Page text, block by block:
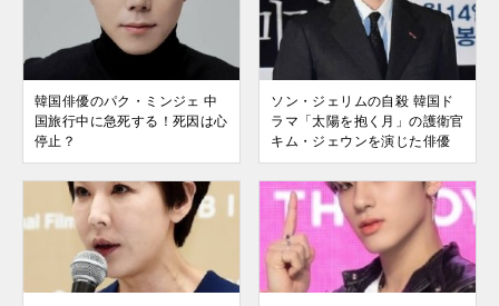
韓国俳優のパク・ミンジェ 中
国旅行中に急死する！死因は心
停止？
ソン・ジェリムの自殺 韓国ド
ラマ「太陽を抱く月」の護衛官
キム・ジェウンを演じた俳優